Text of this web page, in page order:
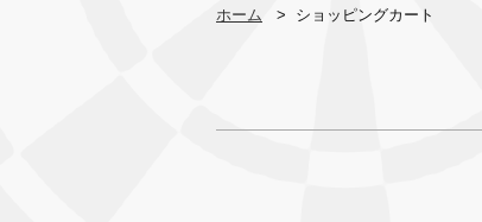
ホーム > ショッピングカート